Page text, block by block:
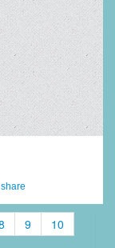
าณ
share
9
10